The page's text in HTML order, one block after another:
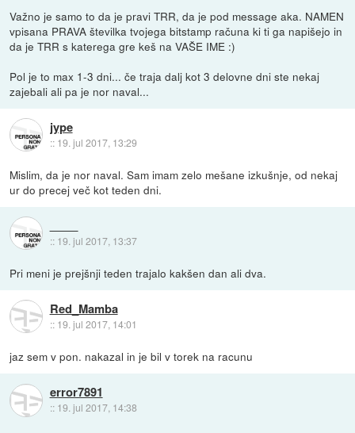
Važno je samo to da je pravi TRR, da je pod message aka. NAMEN
vpisana PRAVA številka tvojega bitstamp računa ki ti ga napišejo in
da je TRR s katerega gre keš na VAŠE IME :)
Pol je to max 1-3 dni... če traja dalj kot 3 delovne dni ste nekaj
zajebali ali pa je nor naval...
jype
:: 19. jul 2017, 13:29
Mislim, da je nor naval. Sam imam zelo mešane izkušnje, od nekaj
ur do precej več kot teden dni.
:: 19. jul 2017, 13:37
Pri meni je prejšnji teden trajalo kakšen dan ali dva.
Red_Mamba
:: 19. jul 2017, 14:01
jaz sem v pon. nakazal in je bil v torek na racunu
error7891
:: 19. jul 2017, 14:38